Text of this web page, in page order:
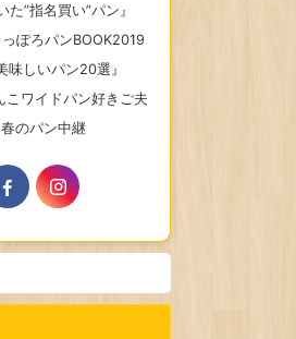
”指名買い”パン』
ぽろパンBOOK2019
味しいパン20選』
ワイドパン好きご夫
のパン中継